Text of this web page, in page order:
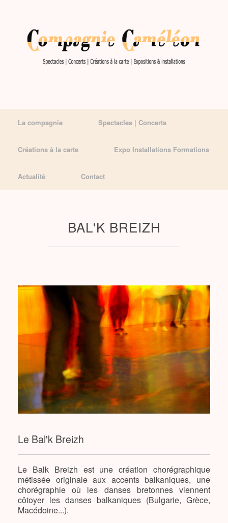
La compagnie Spectacles | Concerts
Créations à la carte Expo Installations Formations
Actualité Contact
BAL'K BREIZH
Le Bal'k Breizh
Le Balk Breizh est une création chorégraphique
métissée originale aux accents balkaniques, une
chorégraphie où les danses bretonnes viennent
côtoyer les danses balkaniques (Bulgarie, Grèce,
Macédoine...).